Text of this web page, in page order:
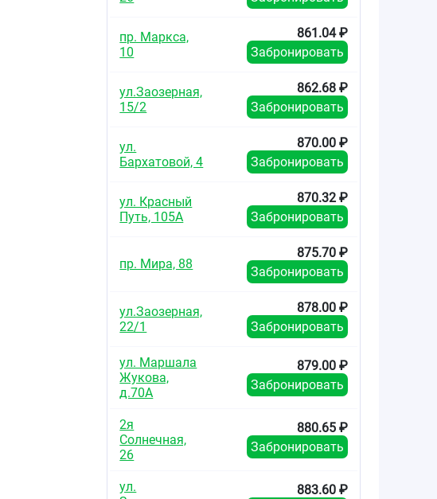
пр. Маркса,
10
861.04 ₽
Забронировать
ул.Заозерная,
15/2
862.68 ₽
Забронировать
ул.
Бархатовой, 4
870.00 ₽
Забронировать
ул. Красный
Путь, 105А
870.32 ₽
Забронировать
пр. Мира, 88
875.70 ₽
Забронировать
ул.Заозерная,
22/1
878.00 ₽
Забронировать
ул. Маршала
Жукова,
д.70А
879.00 ₽
Забронировать
2я
Солнечная,
26
880.65 ₽
Забронировать
ул.
883.60 ₽